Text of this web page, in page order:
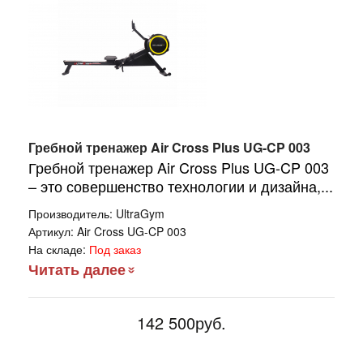
Гребной тренажер Air Cross Plus UG-CP 003
Гребной тренажер Air Cross Plus UG-CP 003
– это совершенство технологии и дизайна,...
Производитель: UltraGym
Артикул: Air Cross UG-CP 003
На складе: Под заказ
Читать далее
142 500руб.